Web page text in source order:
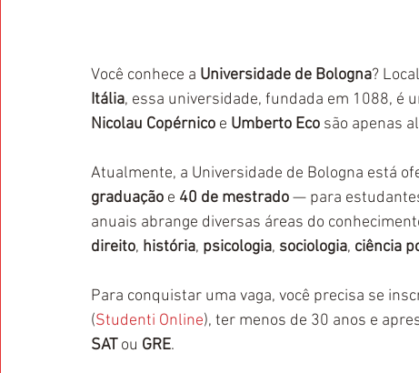
Você conhece a Universidade de Bologna?
Itália, essa universidade, fundada em 1088, é
Nicolau Copérnico e Umberto Eco são apenas
Atualmente, a Universidade de Bologna está
graduação e 40 de mestrado — para
anuais abrange diversas áreas do
direito, história, psicologia, sociologia, ciência
Para conquistar uma vaga, você precisa se
(Studenti Online), ter menos de 30 anos e
SAT ou GRE.